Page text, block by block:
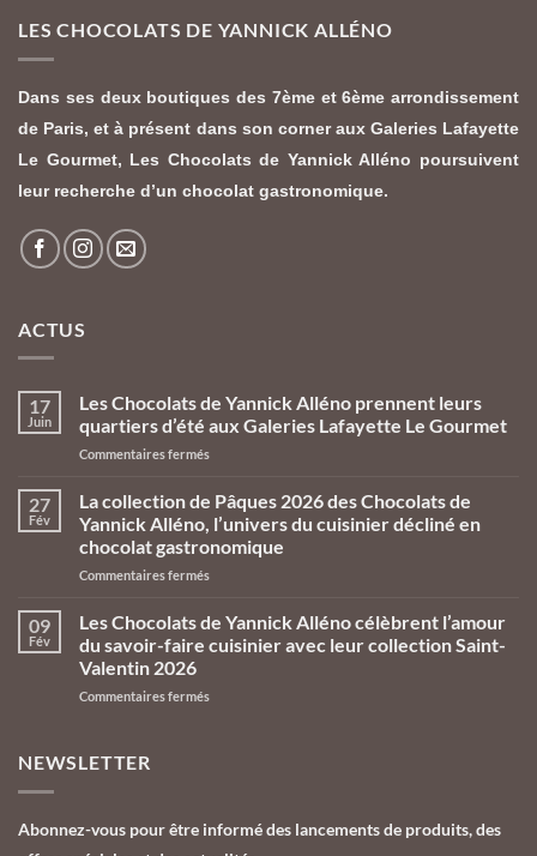
LES CHOCOLATS DE YANNICK ALLÉNO
Dans ses deux boutiques des 7ème et 6ème arrondissement
de Paris, et à présent dans son corner aux Galeries Lafayette
Le Gourmet, Les Chocolats de Yannick Alléno poursuivent
leur recherche d’un chocolat gastronomique.
ACTUS
17
Juin
Les Chocolats de Yannick Alléno prennent leurs
quartiers d’été aux Galeries Lafayette Le Gourmet
Commentaires ferméssur
Chocolats
de
Yannick
Alléno
prennent
quartiers
d’été
aux
Lafayette
27
Fév
La collection de Pâques 2026 des Chocolats de
Yannick Alléno, l’univers du cuisinier décliné en
chocolat gastronomique
Commentaires ferméssur
collection
Pâques
des
cuisinier
09
Fév
Les Chocolats de Yannick Alléno célèbrent l’amour
du savoir-faire cuisinier avec leur collection Saint-
Valentin 2026
Commentaires ferméssur
l’amour
NEWSLETTER
Abonnez-vous pour être informé des lancements de produits, des